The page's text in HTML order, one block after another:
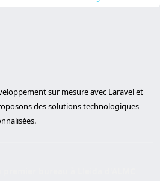
sur mesure avec Laravel et
des solutions technologiques